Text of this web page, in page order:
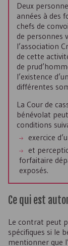
Deux
années à des
chefs de
de personnes
l’association
de cette
de
l’existence
différentes
La Cour de
bénévolat
conditions
exercice
et
forfaitaire
exposés.
Ce qui est
Le contrat peut
spécifiques si le
mentionner que